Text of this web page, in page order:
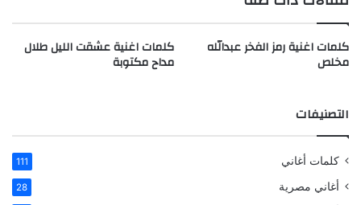
كلمات اغنية رمز الفخر عبدالله
مخلص
كلمات اغنية عشقت الليل طلال
مداح مكتوبة
التصنيفات
كلمات أغاني 111
أغاني مصرية 28